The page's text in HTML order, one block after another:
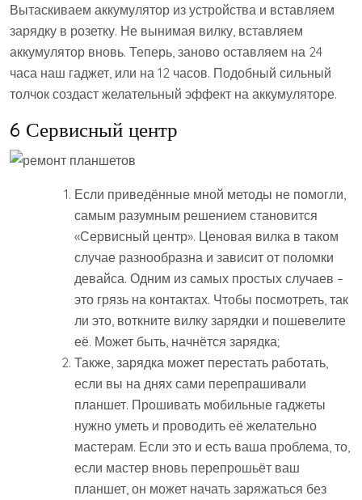
Вытаскиваем аккумулятор из устройства и вставляем
зарядку в розетку. Не вынимая вилку, вставляем
аккумулятор вновь. Теперь, заново оставляем на 24
часа наш гаджет, или на 12 часов. Подобный сильный
толчок создаст желательный эффект на аккумуляторе.
6 Сервисный центр
Если приведённые мной методы не помогли,
самым разумным решением становится
«Сервисный центр». Ценовая вилка в таком
случае разнообразна и зависит от поломки
девайса. Одним из самых простых случаев –
это грязь на контактах. Чтобы посмотреть, так
ли это, воткните вилку зарядки и пошевелите
её. Может быть, начнётся зарядка;
Также, зарядка может перестать работать,
если вы на днях сами перепрашивали
планшет. Прошивать мобильные гаджеты
нужно уметь и проводить её желательно
мастерам. Если это и есть ваша проблема, то,
если мастер вновь перепрошьёт ваш
планшет, он может начать заряжаться без